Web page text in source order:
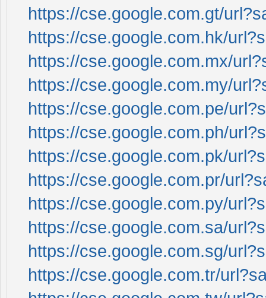
https://cse.google.com.gt/
https://cse.google.com.hk/
https://cse.google.com.mx/
https://cse.google.com.my/
https://cse.google.com.pe/
https://cse.google.com.ph/
https://cse.google.com.pk/
https://cse.google.com.pr/
https://cse.google.com.py/
https://cse.google.com.sa/
https://cse.google.com.sg/
https://cse.google.com.tr/